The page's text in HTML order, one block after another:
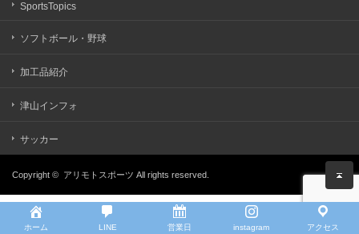
SportsTopics
ソフトボール・野球
加工品紹介
津山インフォ
サッカー
Copyright © アリモトスポーツ All rights reserved.
ホーム LINE 営業日 instagram アクセス